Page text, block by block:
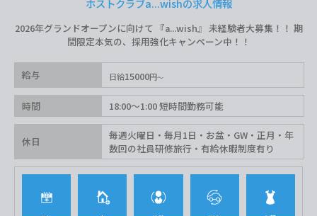
ホストクラブa...wishの求人情報
2026年グランドオープンに向けて 『a...wish』 未経験者大募集！！ 期
間限定本気の、採用強化キャンペーン中！！
給与 日給15000円
時間 18:00〜1:00 短時間勤務可能
休日
毎週火曜日・毎月1日・お盆・GW・正月・年
数回の社員研修旅行・有給休暇制度有り